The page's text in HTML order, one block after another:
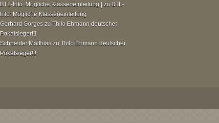
BTL-Info: Mögliche Klasseneinteilung | zu BTL-
Info: Mögliche Klasseneinteilung
Gerhard Gorges zu Thilo Ehmann deutscher
Pokalsieger!!!
Schneider Matthias zu Thilo Ehmann deutscher
Pokalsieger!!!